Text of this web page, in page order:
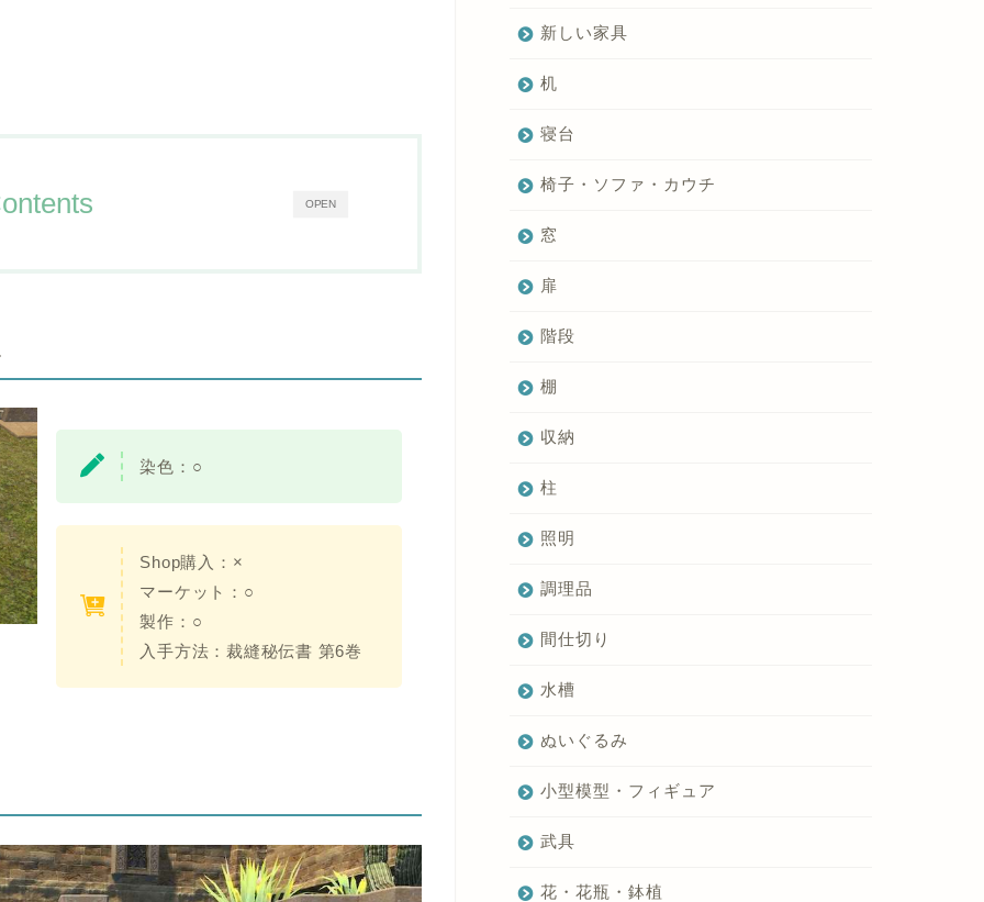
OPEN
染色：○
Shop購入：×
マーケット：○
製作：○
入手方法：裁縫秘伝書 第6巻
新しい家具
机
寝台
椅子・ソファ・カウチ
窓
扉
階段
棚
収納
柱
照明
調理品
間仕切り
水槽
ぬいぐるみ
小型模型・フィギュア
武具
花・花瓶・鉢植